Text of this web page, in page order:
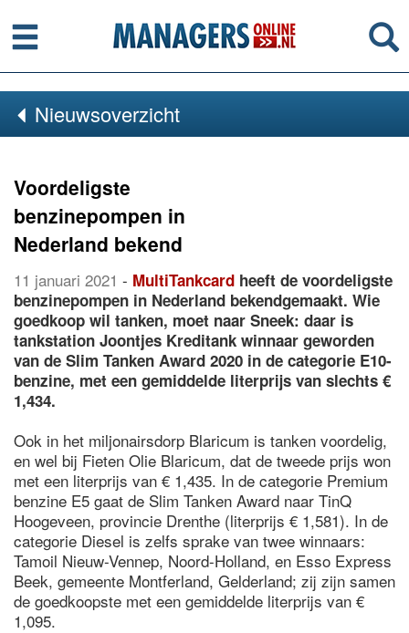
Menu
Nieuwsoverzicht
Voordeligste
benzinepompen in
Nederland bekend
11 januari 2021 - MultiTankcard heeft de voordeligste
benzinepompen in Nederland bekendgemaakt. Wie
goedkoop wil tanken, moet naar Sneek: daar is
tankstation Joontjes Kreditank winnaar geworden
van de Slim Tanken Award 2020 in de categorie E10-
benzine, met een gemiddelde literprijs van slechts €
1,434.
Ook in het miljonairsdorp Blaricum is tanken voordelig,
en wel bij Fieten Olie Blaricum, dat de tweede prijs won
met een literprijs van € 1,435. In de categorie Premium
benzine E5 gaat de Slim Tanken Award naar TinQ
Hoogeveen, provincie Drenthe (literprijs € 1,581). In de
categorie Diesel is zelfs sprake van twee winnaars:
Tamoil Nieuw-Vennep, Noord-Holland, en Esso Express
Beek, gemeente Montferland, Gelderland; zij zijn samen
de goedkoopste met een gemiddelde literprijs van €
1,095.